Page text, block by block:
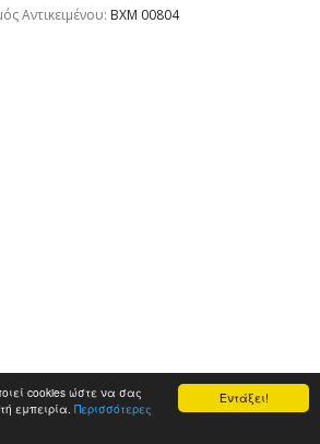
Εντάξει!
cookies ώστε να σας
εμπειρία. Περισσότερες
Αντικειμένου: ΒΧΜ 00804